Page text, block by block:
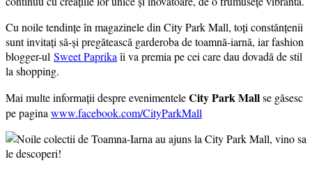
Cu noile tendințe în magazinele din City Park Mall, toți constănțenii
sunt invitați să-și pregătească garderoba de toamnă-iarnă, iar fashion
blogger-ul Sweet Paprikaîi va premia pe cei care dau dovadă de stil
la shopping.
Mai multe informații despre evenimenteleCity Park Mallse găsesc
pe paginawww.facebook.com/CityParkMall